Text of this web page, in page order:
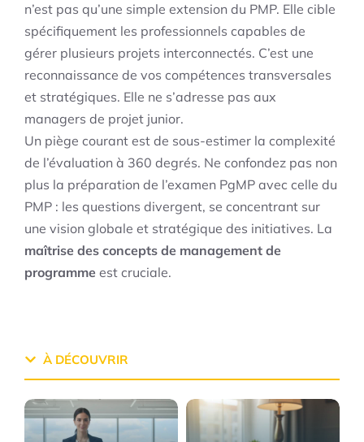
n’est pas qu’une simple extension du PMP. Elle cible
spécifiquement les professionnels capables de
gérer plusieurs projets interconnectés. C’est une
reconnaissance de vos compétences transversales
et stratégiques. Elle ne s’adresse pas aux
managers de projet junior.
Un piège courant est de sous-estimer la complexité
de l’évaluation à 360 degrés. Ne confondez pas non
plus la préparation de l’examen PgMP avec celle du
PMP : les questions divergent, se concentrant sur
une vision globale et stratégique des initiatives. La
maîtrise des concepts de management de
programme est cruciale.
À DÉCOUVRIR